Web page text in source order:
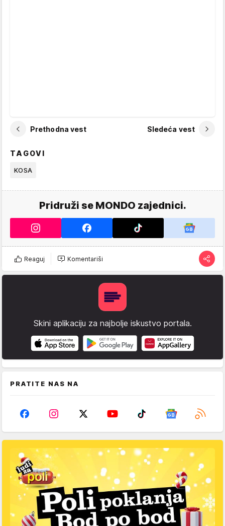
Prethodna vest Sledeća vest
TAGOVI
KOSA
Pridruži se MONDO zajednici.
Reaguj Komentariši
Skini aplikaciju za najbolje iskustvo portala.
PRATITE NAS NA